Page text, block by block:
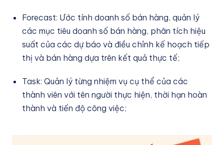
Forecast: Ước tính doanh số bán hàng, quản lý
các mục tiêu doanh số bán hàng, phân tích hiệu
suất của các dự báo và điều chỉnh kế hoạch tiếp
thị và bán hàng dựa trên kết quả thực tế;
Task: Quản lý từng nhiệm vụ cụ thể của các
thành viên với tên người thực hiện, thời hạn hoàn
thành và tiến độ công việc;